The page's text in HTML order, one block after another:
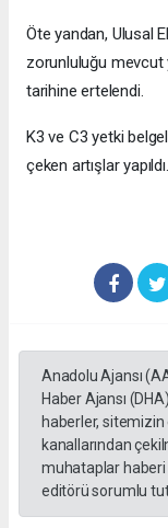
Öte yandan, Ulusal
zorunluluğu mevcut
tarihine ertelendi.
K3 ve C3 yetki
çeken artışlar yapıldı.
Anadolu Ajansı
Haber Ajansı
haberler,
kanallarından
muhataplar
editörü sorumlu